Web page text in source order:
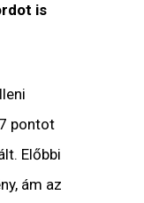
is
pontot
Előbbi
ám az